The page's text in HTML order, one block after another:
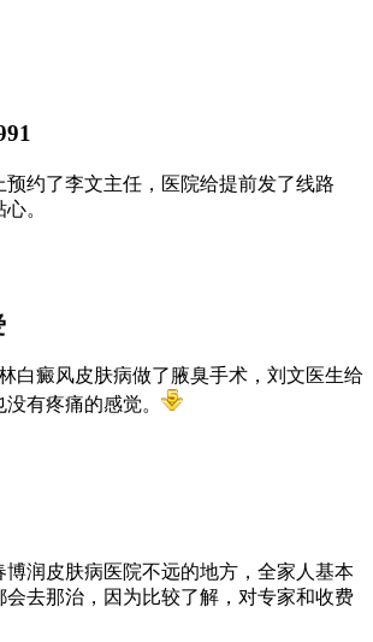
预约了李文主任，医院给提前发了线路
。
白癜风皮肤病做了腋臭手术，刘文医生给
有疼痛的感觉。
博润皮肤病医院不远的地方，全家人基本
会去那治，因为比较了解，对专家和收费